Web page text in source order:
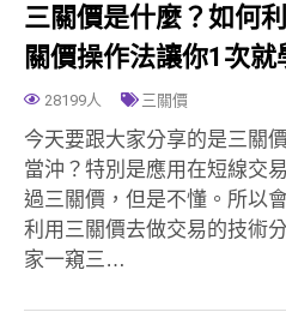
三關價是什麼？如何
關價操作法讓你1次就
28199人 三關價
今天要跟大家分享的是三關
當沖？特別是應用在短線交
過三關價，但是不懂。所以
利用三關價去做交易的技術
家一窺三…